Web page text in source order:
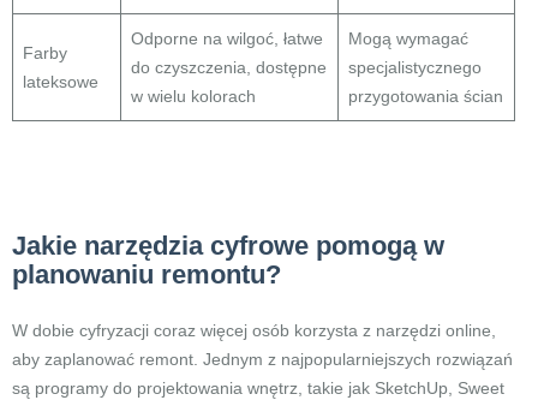
Farby
lateksowe
Odporne na wilgoć, łatwe
do czyszczenia, dostępne
w wielu kolorach
Mogą wymagać
specjalistycznego
przygotowania ścian
Jakie narzędzia cyfrowe pomogą w
planowaniu remontu?
W dobie cyfryzacji coraz więcej osób korzysta z narzędzi online,
aby zaplanować remont. Jednym z najpopularniejszych rozwiązań
są programy do projektowania wnętrz, takie jak SketchUp, Sweet